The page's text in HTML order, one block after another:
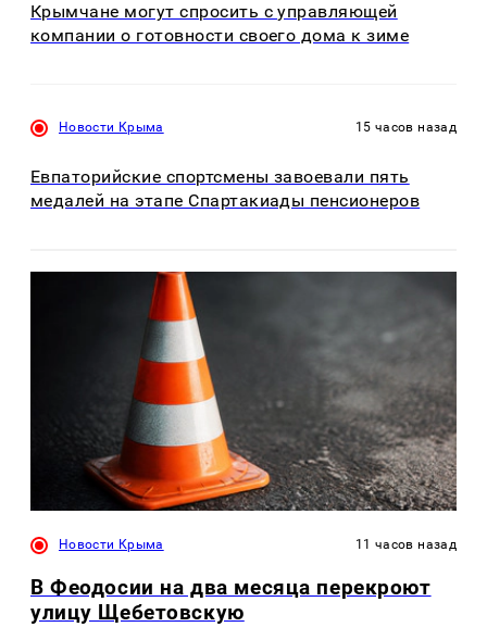
Крымчане могут спросить с управляющей
компании о готовности своего дома к зиме
Новости Крыма 15 часов назад
Евпаторийские спортсмены завоевали пять
медалей на этапе Спартакиады пенсионеров
Новости Крыма 11 часов назад
В Феодосии на два месяца перекроют
улицу Щебетовскую